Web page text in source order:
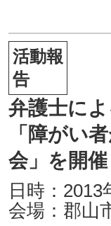
活動報
告
弁護士に
「障がい
会」を開
日時：2013
会場：郡山